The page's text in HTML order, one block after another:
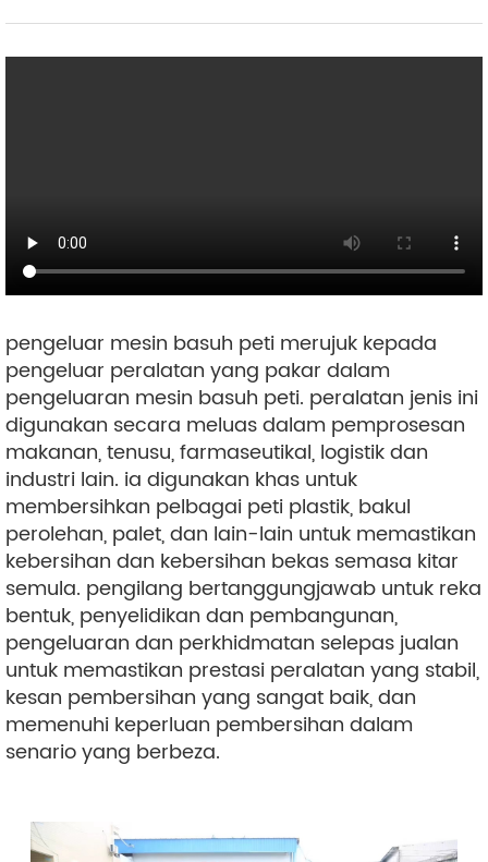
pengeluar mesin basuh peti merujuk kepada
pengeluar peralatan yang pakar dalam
pengeluaran mesin basuh peti. peralatan jenis ini
digunakan secara meluas dalam pemprosesan
makanan, tenusu, farmaseutikal, logistik dan
industri lain. ia digunakan khas untuk
membersihkan pelbagai peti plastik, bakul
perolehan, palet, dan lain-lain untuk memastikan
kebersihan dan kebersihan bekas semasa kitar
semula. pengilang bertanggungjawab untuk reka
bentuk, penyelidikan dan pembangunan,
pengeluaran dan perkhidmatan selepas jualan
untuk memastikan prestasi peralatan yang stabil,
kesan pembersihan yang sangat baik, dan
memenuhi keperluan pembersihan dalam
senario yang berbeza.